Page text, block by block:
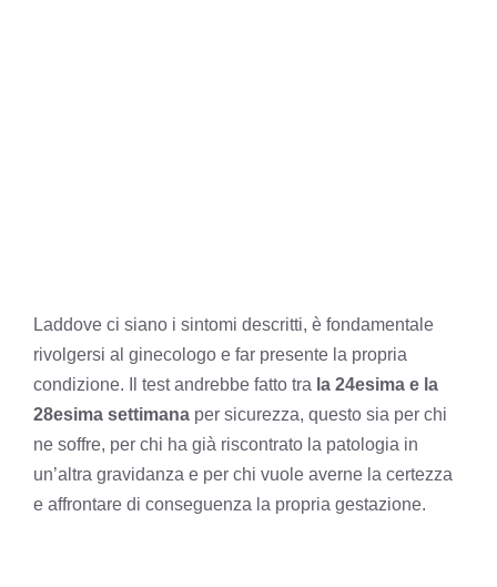
Laddove ci siano i sintomi descritti, è fondamentale
rivolgersi al ginecologo e far presente la propria
condizione. Il test andrebbe fatto tra la 24esima e la
28esima settimana per sicurezza, questo sia per chi
ne soffre, per chi ha già riscontrato la patologia in
un’altra gravidanza e per chi vuole averne la certezza
e affrontare di conseguenza la propria gestazione.